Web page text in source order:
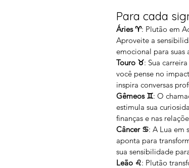
Para cada
Áries ♈️: Plutão em
Aproveite a
emocional para suas
Touro ♉️: Sua
você pense no
inspira conversas
Gêmeos ♊️: O
estimula sua
finanças e nas
Câncer ♋️: A Lua em
aponta para
sua sensibilidade
Leão ♌️: Plutão